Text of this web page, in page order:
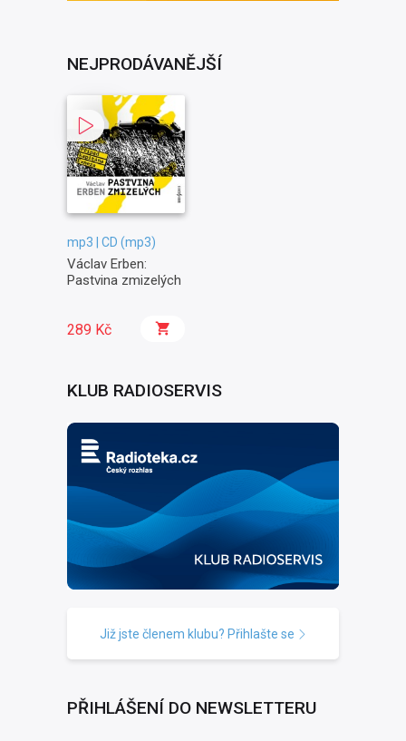
NEJPRODÁVANĚJŠÍ
mp3 | CD (mp3)
Václav Erben:
Pastvina zmizelých
289 Kč
KLUB RADIOSERVIS
Již jste členem klubu? Přihlašte se
PŘIHLÁŠENÍ DO NEWSLETTERU